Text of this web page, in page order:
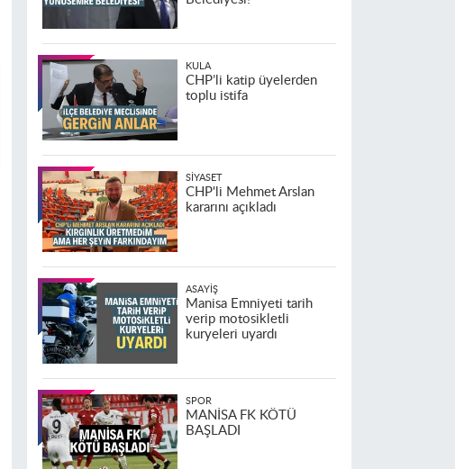
KULA
CHP’li katip üyelerden
toplu istifa
SIYASET
CHP'li Mehmet Arslan
kararını açıkladı
ASAYIŞ
Manisa Emniyeti tarih
verip motosikletli
kuryeleri uyardı
SPOR
MANİSA FK KÖTÜ
BAŞLADI